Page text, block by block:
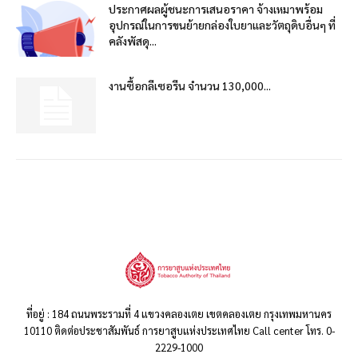
ประกาศผลผู้ชนะการเสนอราคา จ้างเหมาพร้อม
อุปกรณ์ในการขนย้ายกล่องใบยาและวัตถุดิบอื่นๆ ที่
คลังพัสดุ...
งานซื้อกลีเซอรีน จำนวน 130,000...
ที่อยู่ : 184 ถนนพระรามที่ 4 แขวงคลองเตย เขตคลองเตย กรุงเทพมหานคร
10110 ติดต่อประชาสัมพันธ์ การยาสูบแห่งประเทศไทย Call center โทร. 0-
2229-1000